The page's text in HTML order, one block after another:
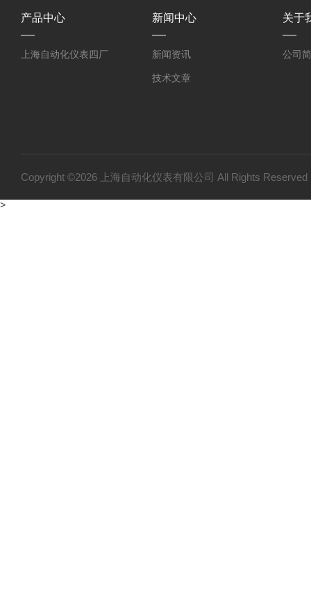
产品中心
上海自动化仪表四厂
新闻中心
新闻资讯
技术文章
关于
公司
Copyright ©2026 上海自动化仪表有限公司 All Rights
>